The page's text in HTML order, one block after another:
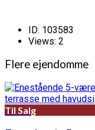
ID: 103583
Views: 2
Flere ejendomme
Til Salg